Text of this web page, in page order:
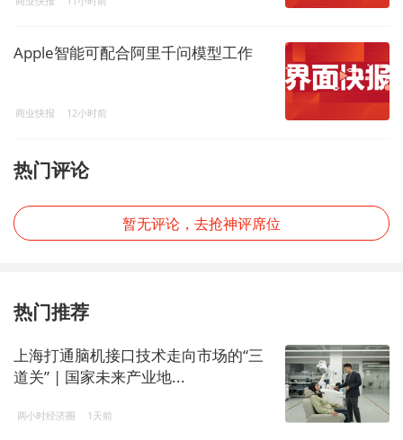
Apple智能可配合阿里千问模型工作
商业快报 12小时前
热门评论
暂无评论，去抢神评席位
热门推荐
上海打通脑机接口技术走向市场的“三
道关” | 国家未来产业地...
两小时经济圈 1天前